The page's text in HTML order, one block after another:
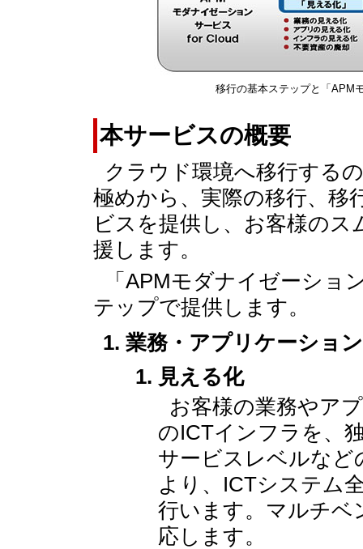
移行の基本ステップと「APM
本サービスの概要
クラウド環境へ移行する
極めから、実際の移行、移
ビスを提供し、お客様の
援します。
「APMモダナイゼーショ
テップで提供します。
業務・アプリケーショ
見える化
お客様の業務やア
のICTインフラを、
サービスレベルなど
より、ICTシステム
行います。マルチベ
応します。